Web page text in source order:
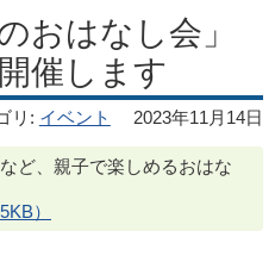
おはなし会」
催します
リ : イベント 2023年11月14日
ど、親子で楽しめるおはな
）